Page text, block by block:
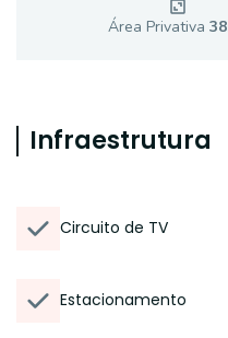
Área Privativa 38
Infraestrutura
Circuito de TV
Estacionamento